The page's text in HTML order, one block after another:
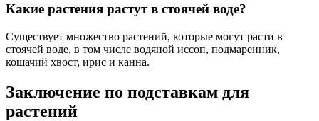
Какие растения растут в стоячей воде?
Существует множество растений, которые могут расти в
стоячей воде, в том числе водяной иссоп, подмаренник,
кошачий хвост, ирис и канна.
Заключение по подставкам для
растений